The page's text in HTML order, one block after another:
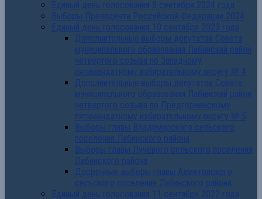
Единый день голосования 8 сентября 2024 года
Выборы Президента Российской Федерации 2024
Единый день голосования 10 сентября 2023 года
Дополнительные выборы депутатов Совета
муниципального образования Лабинский район
четвертого созыва по Западному
пятимандатному избирательному округу № 4
Дополнительные выборы депутатов Совета
муниципального образования Лабинский район
четвертого созыва по Предгорненскому
пятимандатному избирательному округу № 5
Выборы главы Владимирского сельского
поселения Лабинского района
Выборы главы Лучевого сельского поселения
Лабинского района
Досрочные выборы главы Ахметовского
сельского поселения Лабинского района
Единый день голосования 11 сентября 2022 года